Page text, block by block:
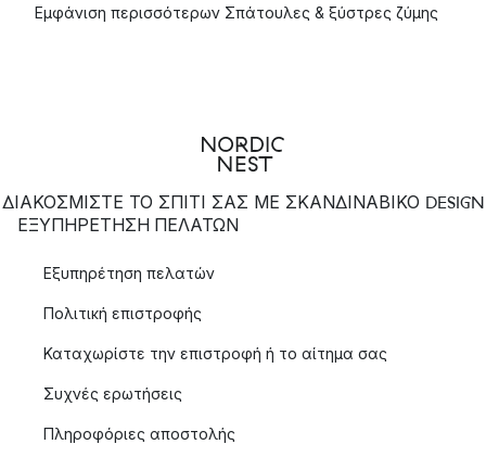
Εμφάνιση περισσότερων Σπάτουλες & ξύστρες ζύμης
ΔΙΑΚΟΣΜΙΣΤΕ ΤΟ ΣΠΙΤΙ ΣΑΣ ΜΕ ΣΚΑΝΔΙΝΑΒΙΚΟ DESIGN
ΕΞΥΠΗΡΈΤΗΣΗ ΠΕΛΑΤΏΝ
Εξυπηρέτηση πελατών
Πολιτική επιστροφής
Καταχωρίστε την επιστροφή ή το αίτημα σας
Συχνές ερωτήσεις
Πληροφόριες αποστολής